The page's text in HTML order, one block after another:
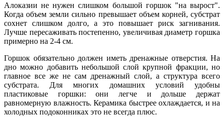
Алоказии не нужен слишком большой горшок "на вырост".
Когда объем земли сильно превышает объем корней, субстрат
сохнет слишком долго, а это повышает риск загнивания.
Лучше пересаживать постепенно, увеличивая диаметр горшка
примерно на 2-4 см.
Горшок обязательно должен иметь дренажные отверстия. На
дно можно добавить небольшой слой крупной фракции, но
главное все же не сам дренажный слой, а структура всего
субстрата. Для многих домашних условий удобны
пластиковые горшки: они легче и дольше держат
равномерную влажность. Керамика быстрее охлаждается, и на
холодных подоконниках это не всегда плюс.